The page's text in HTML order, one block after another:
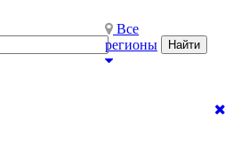
Все
регионы
Найти